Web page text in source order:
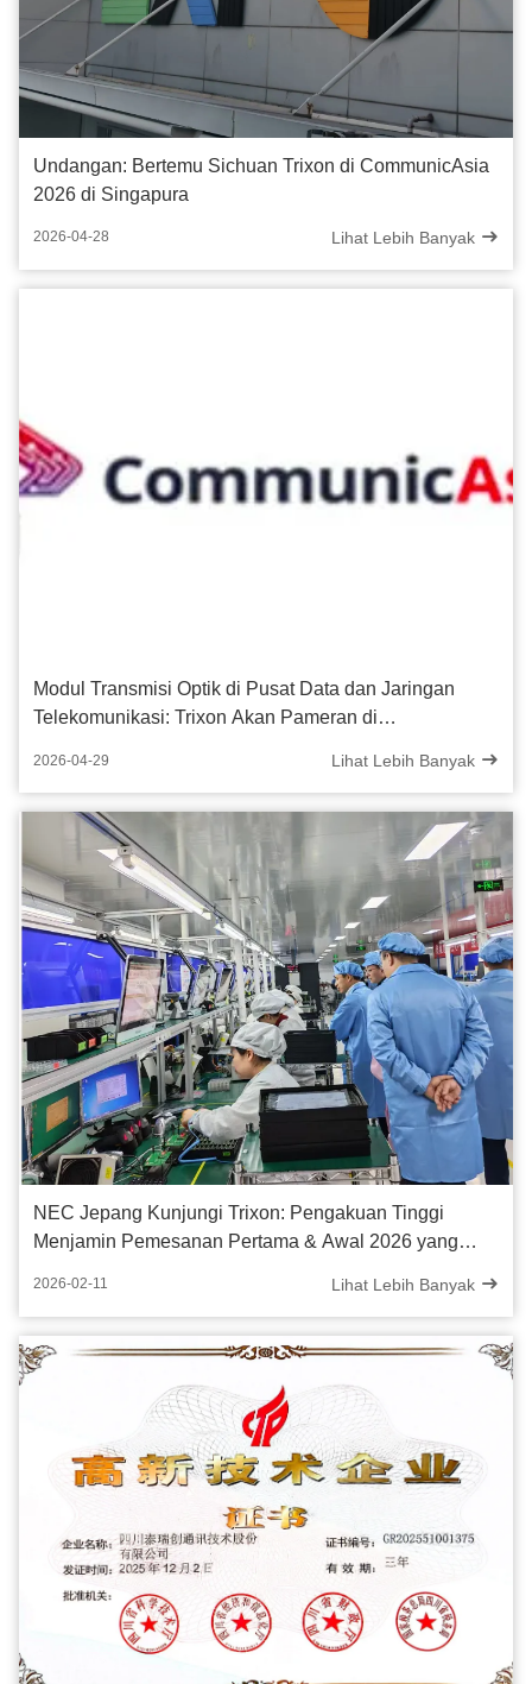
Undangan: Bertemu Sichuan Trixon di CommunicAsia
2026 di Singapura
2026-04-28 Lihat Lebih Banyak
Modul Transmisi Optik di Pusat Data dan Jaringan
Telekomunikasi: Trixon Akan Pameran di
2026-04-29 Lihat Lebih Banyak
NEC Jepang Kunjungi Trixon: Pengakuan Tinggi
Menjamin Pemesanan Pertama & Awal 2026 yang
2026-02-11 Lihat Lebih Banyak